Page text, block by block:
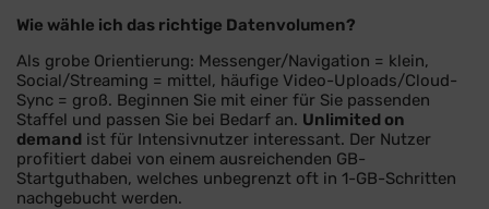
Wie wähle ich das richtige Datenvolumen?
Als grobe Orientierung: Messenger/Navigation = klein,
Social/Streaming = mittel, häufige Video-Uploads/Cloud-
Sync = groß. Beginnen Sie mit einer für Sie passenden
Staffel und passen Sie bei Bedarf an. Unlimited on
demand ist für Intensivnutzer interessant. Der Nutzer
profitiert dabei von einem ausreichenden GB-
Startguthaben, welches unbegrenzt oft in 1-GB-Schritten
nachgebucht werden.